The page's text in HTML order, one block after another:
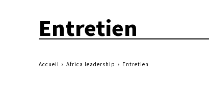
Entretien
Accueil Africa leadership Entretien